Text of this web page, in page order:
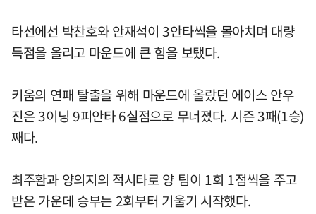
타선에선 박찬호와 안재석이 3안타씩을 몰아치며 대량
득점을 올리고 마운드에 큰 힘을 보탰다.
키움의 연패 탈출을 위해 마운드에 올랐던 에이스 안우
진은 3이닝 9피안타 6실점으로 무너졌다. 시즌 3패(1승)
째다.
최주환과 양의지의 적시타로 양 팀이 1회 1점씩을 주고
받은 가운데 승부는 2회부터 기울기 시작했다.